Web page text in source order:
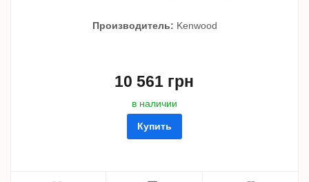
Производитель: Kenwood
10 561 грн
в наличии
Купить